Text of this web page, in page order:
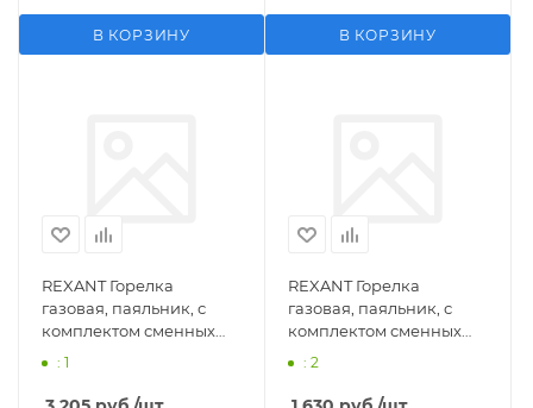
В КОРЗИНУ В КОРЗИНУ
REXANT Горелка
газовая, паяльник, с
комплектом сменных
насадок, 11 предметов
: 1
REXANT Горелка
газовая, паяльник, с
комплектом сменных
насадок, 3 предмета
: 2